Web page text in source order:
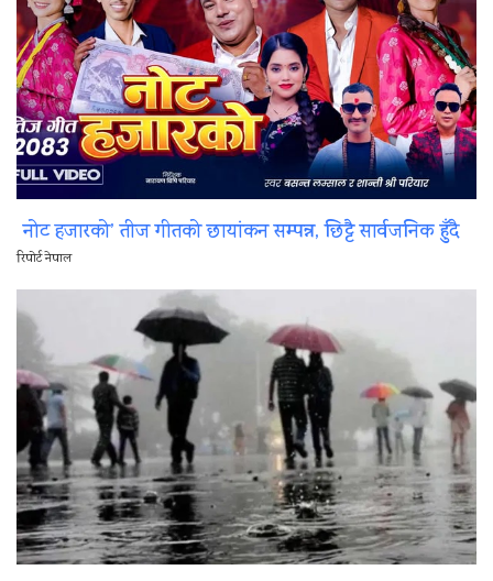
नोट हजारको’ तीज गीतको छायांकन सम्पन्न, छिट्टै सार्वजनिक हुँदै
रिपोर्ट नेपाल